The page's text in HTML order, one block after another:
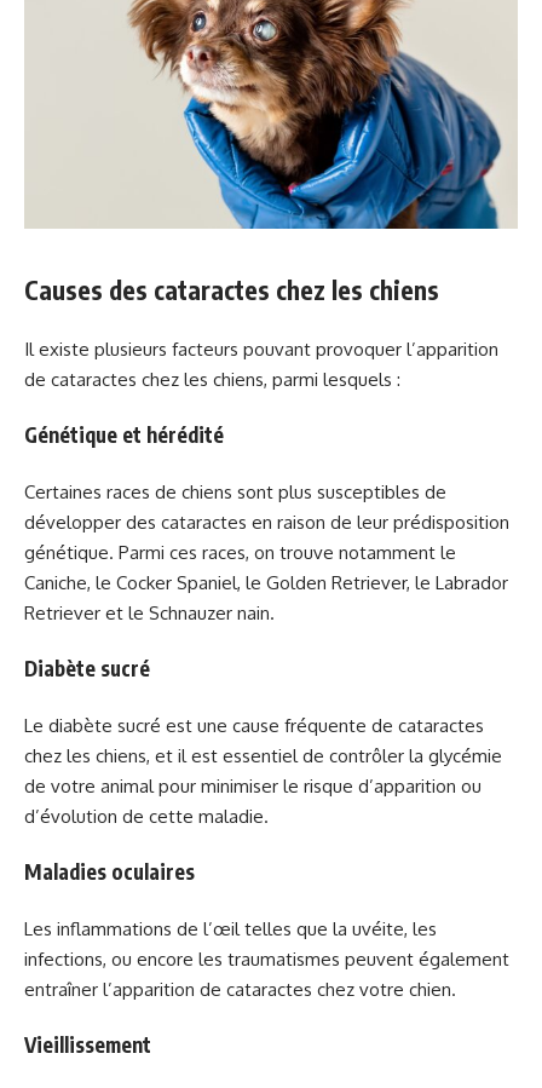
Causes des cataractes chez les chiens
Il existe plusieurs facteurs pouvant provoquer l’apparition
de cataractes chez les chiens, parmi lesquels :
Génétique et hérédité
Certaines races de chiens sont plus susceptibles de
développer des cataractes en raison de leur prédisposition
génétique. Parmi ces races, on trouve notamment le
Caniche, le Cocker Spaniel, le Golden Retriever, le Labrador
Retriever et le Schnauzer nain.
Diabète sucré
Le diabète sucré est une cause fréquente de cataractes
chez les chiens, et il est essentiel de contrôler la glycémie
de votre animal pour minimiser le risque d’apparition ou
d’évolution de cette maladie.
Maladies oculaires
Les inflammations de l’œil telles que la uvéite, les
infections, ou encore les traumatismes peuvent également
entraîner l’apparition de cataractes chez votre chien.
Vieillissement